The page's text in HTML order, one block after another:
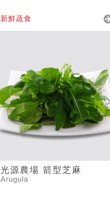
新鮮蔬食
光源農場 箭型芝麻
Arugula